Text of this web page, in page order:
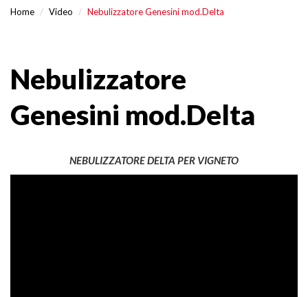
Home Video Nebulizzatore Genesini mod.Delta
Nebulizzatore
Genesini mod.Delta
NEBULIZZATORE DELTA PER VIGNETO